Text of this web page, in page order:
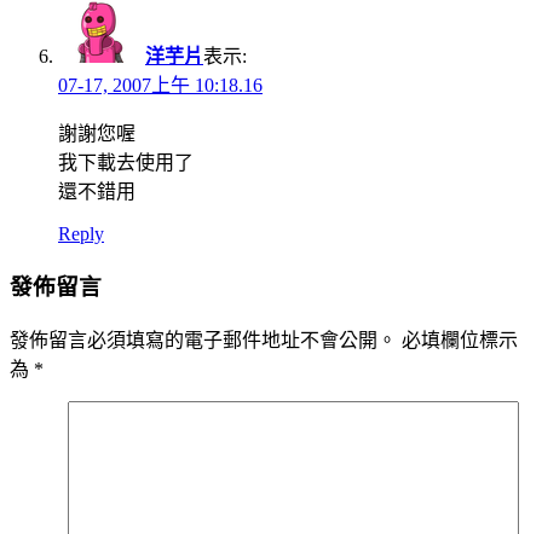
洋芋片表示:
07-17, 2007上午 10:18.16
謝謝您喔
我下載去使用了
還不錯用
Reply
發佈留言
發佈留言必須填寫的電子郵件地址不會公開。 必填欄位標示
為 *